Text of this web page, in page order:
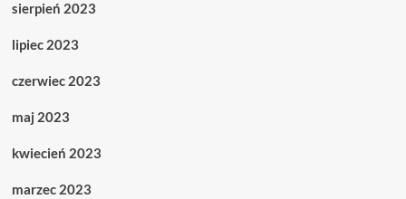
sierpień 2023
lipiec 2023
czerwiec 2023
maj 2023
kwiecień 2023
marzec 2023